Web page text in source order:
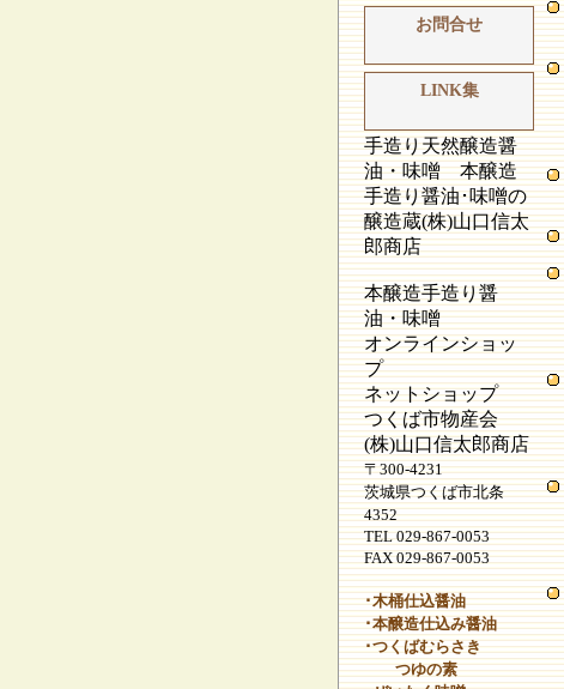
お問合せ
LINK集
手造り天然醸造醤
油・味噌 本醸造
手造り醤油･味噌の
醸造蔵(株)山口信太
郎商店
本醸造手造り醤
油・味噌
オンラインショッ
プ
ネットショップ
つくば市物産会
(株)山口信太郎商店
〒300-4231
茨城県つくば市北条
4352
TEL 029-867-0053
FAX 029-867-0053
･木桶仕込醤油
･本醸造仕込み醤油
･つくばむらさき
つゆの素